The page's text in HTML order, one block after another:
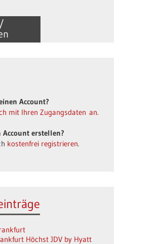
Account?
mit Ihren Zugangsdaten an.
Account erstellen?
kostenfrei registrieren.
Höchst JDV by Hyatt